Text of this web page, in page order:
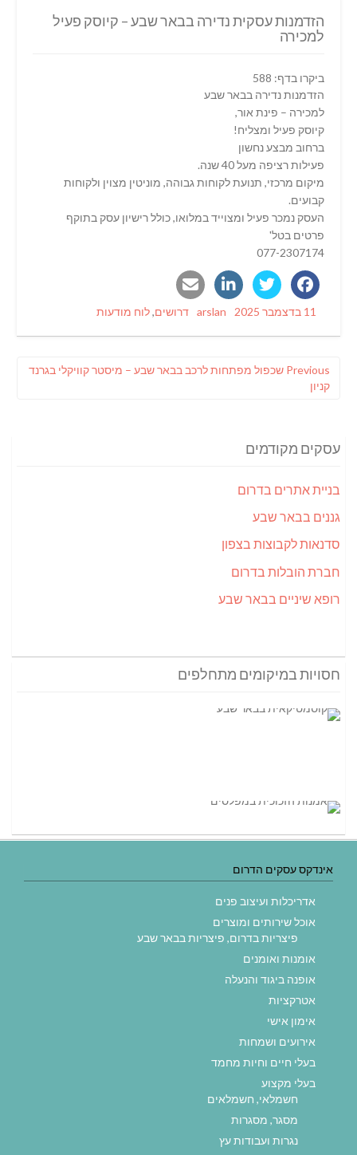
הזדמנות עסקית נדירה בבאר שבע – קיוסק פעיל
למכירה
ביקרו בדף: 588
הזדמנות נדירה בבאר שבע
למכירה – פינת אור,
קיוסק פעיל ומצליח!
ברחוב מבצע נחשון
פעילות רציפה מעל 40 שנה.
מיקום מרכזי, תנועת לקוחות גבוהה, מוניטין מצוין ולקוחות
קבועים.
העסק נמכר פעיל ומצוייד במלואו, כולל רישיון עסק בתוקף
פרטים בטל'
077-2307174
Posted
11 בדצמבר 2025 Author
arslan
Categories
דרושים,לוח מודעות
Previous
Previous
שכפול מפתחות לרכב בבאר שבע – מיסטר קוויקלי בגרנד
קניון
עסקים מקודמים
בניית אתרים בדרום
גננים בבאר שבע
סדנאות לקבוצות בצפון
חברת הובלות בדרום
רופא שיניים בבאר שבע
חסויות במיקומים מתחלפים
אינדקס עסקים הדרום
אדריכלות ועיצוב פנים
אוכל שירותים ומוצרים
פיצריות בדרום, פיצריות בבאר שבע
אומנות ואומנים
אופנה ביגוד והנעלה
אטרקציות
אימון אישי
אירועים ושמחות
בעלי חיים וחיות מחמד
בעלי מקצוע
חשמלאי, חשמלאים
מסגר, מסגרות
נגרות ועבודות עץ